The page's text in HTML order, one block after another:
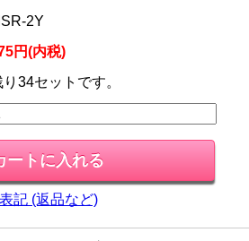
2Y
円(内税)
り34セットです。
記 (返品など)